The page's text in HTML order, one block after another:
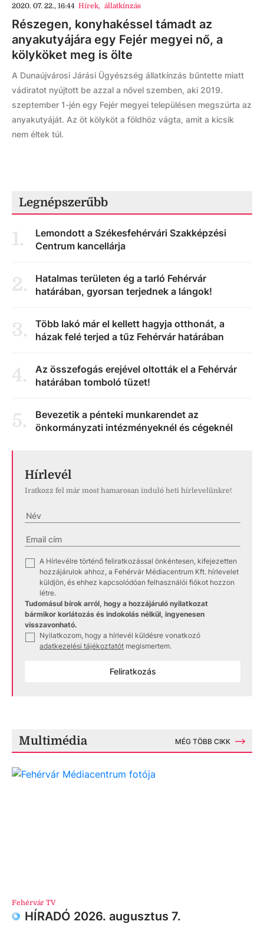
2020. 07. 22., 16:44 Hírek, állatkínzás
Részegen, konyhakéssel támadt az
anyakutyájára egy Fejér megyei nő, a
kölyköket meg is ölte
A Dunaújvárosi Járási Ügyészség állatkínzás bűntette miatt
vádiratot nyújtott be azzal a nővel szemben, aki 2019.
szeptember 1-jén egy Fejér megyei településen megszúrta az
anyakutyáját. Az öt kölyköt a földhöz vágta, amit a kicsik
nem éltek túl.
Legnépszerűbb
1.
Lemondott a Székesfehérvári Szakképzési
Centrum kancellárja
2.
Hatalmas területen ég a tarló Fehérvár
határában, gyorsan terjednek a lángok!
3.
Több lakó már el kellett hagyja otthonát, a
házak felé terjed a tűz Fehérvár határában
4.
Az összefogás erejével oltották el a Fehérvár
határában tomboló tüzet!
5.
Bevezetik a pénteki munkarendet az
önkormányzati intézményeknél és cégeknél
Hírlevél
Iratkozz fel már most hamarosan induló heti hírlevelünkre!
A Hírlevélre történő feliratkozással önkéntesen, kifejezetten
hozzájárulok ahhoz, a Fehérvár Médiacentrum Kft. hírlevelet
küldjön, és ehhez kapcsolódóan felhasználói fiókot hozzon
létre.
Tudomásul bírok arról, hogy a hozzájáruló nyilatkozat
bármikor korlátozás és indokolás nélkül, ingyenesen
visszavonható.
Nyilatkozom, hogy a hírlevél küldésre vonatkozó
adatkezelési tájékoztatót megismertem.
Feliratkozás
Multimédia MÉG TÖBB CIKK
Fehérvár TV
HÍRADÓ 2026. augusztus 7.